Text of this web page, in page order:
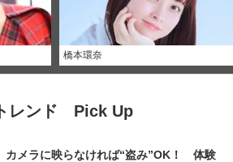
橋本環奈
レンド Pick Up
カメラに映らなければ“盗み”OK！ 体験